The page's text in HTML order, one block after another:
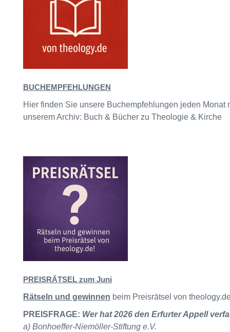
BUCHEMPFEHLUNGEN
Hier finden Sie unsere Buchempfehlungen jeden Monat
unserem Archiv: Buch & Bücher zu Theologie & Kirche
PREISRÄTSEL zum Juni
Rätseln und gewinnen beim Preisrätsel von
PREISFRAGE: Wer hat 2026 den Erfurter Appell
a) Bonhoeffer-Niemöller-Stiftung e.V.